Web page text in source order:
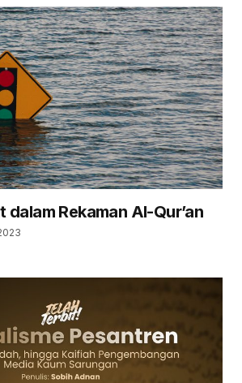
dalam Rekaman Al-Qur’an